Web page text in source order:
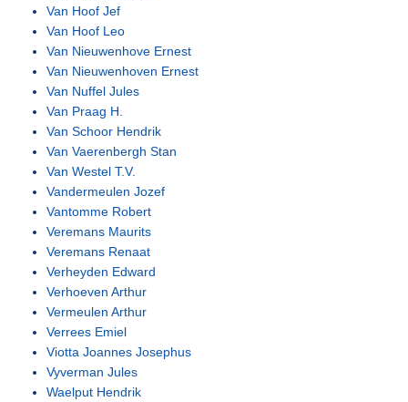
Van Hoof Jef
Van Hoof Leo
Van Nieuwenhove Ernest
Van Nieuwenhoven Ernest
Van Nuffel Jules
Van Praag H.
Van Schoor Hendrik
Van Vaerenbergh Stan
Van Westel T.V.
Vandermeulen Jozef
Vantomme Robert
Veremans Maurits
Veremans Renaat
Verheyden Edward
Verhoeven Arthur
Vermeulen Arthur
Verrees Emiel
Viotta Joannes Josephus
Vyverman Jules
Waelput Hendrik